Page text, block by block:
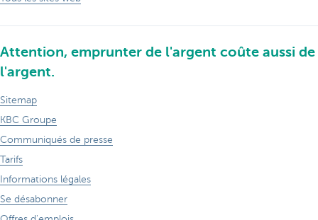
Attention, emprunter de l'argent coûte aussi de
l'argent.
Sitemap
KBC Groupe
Communiqués de presse
Tarifs
Informations légales
Se désabonner